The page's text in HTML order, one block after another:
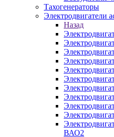
Тахогенераторы
Электродвигатели
Назад
ВАО2